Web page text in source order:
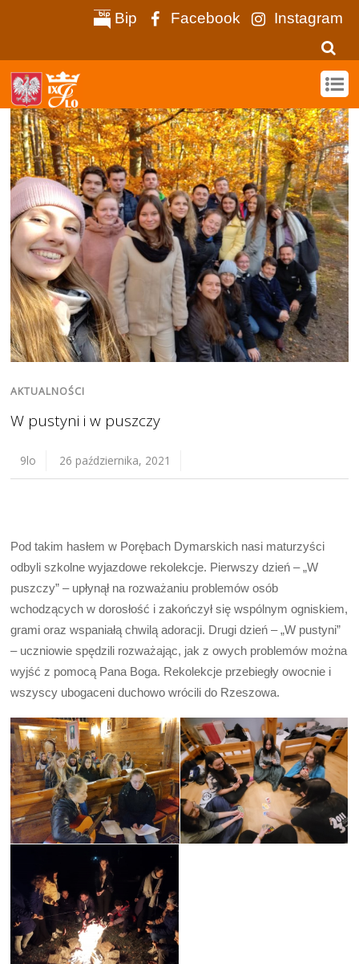
Bip Facebook Instagram
AKTUALNOŚCI
W pustyni i w puszczy
9lo 26 października, 2021
Pod takim hasłem w Porębach Dymarskich nasi maturzyści
odbyli szkolne wyjazdowe rekolekcje. Pierwszy dzień – „W
puszczy” – upłynął na rozważaniu problemów osób
wchodzących w dorosłość i zakończył się wspólnym ogniskiem,
grami oraz wspaniałą chwilą adoracji. Drugi dzień – „W pustyni”
– uczniowie spędzili rozważając, jak z owych problemów można
wyjść z pomocą Pana Boga. Rekolekcje przebiegły owocnie i
wszyscy ubogaceni duchowo wrócili do Rzeszowa.